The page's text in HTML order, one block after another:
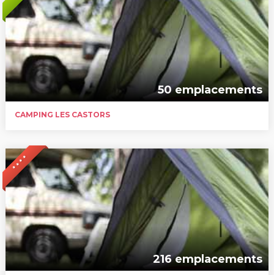
50 emplacements
CAMPING LES CASTORS
* * * *
216 emplacements